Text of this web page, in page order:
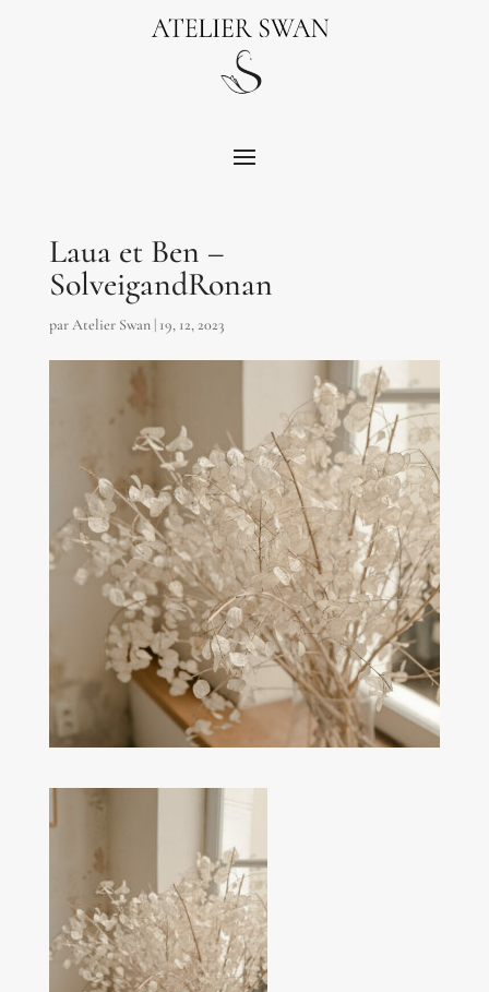
Laua et Ben –
SolveigandRonan
parAtelier Swan| 19, 12, 2023